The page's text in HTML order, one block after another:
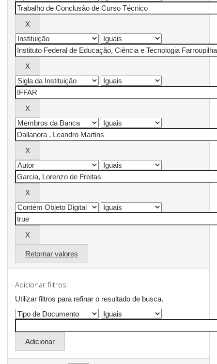
Retornar valores
Adicionar filtros:
Utilizar filtros para refinar o resultado de busca.